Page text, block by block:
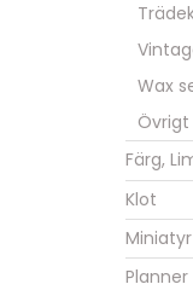
Wax
Övrigt
Färg,
Klot
Miniatyr
Planner